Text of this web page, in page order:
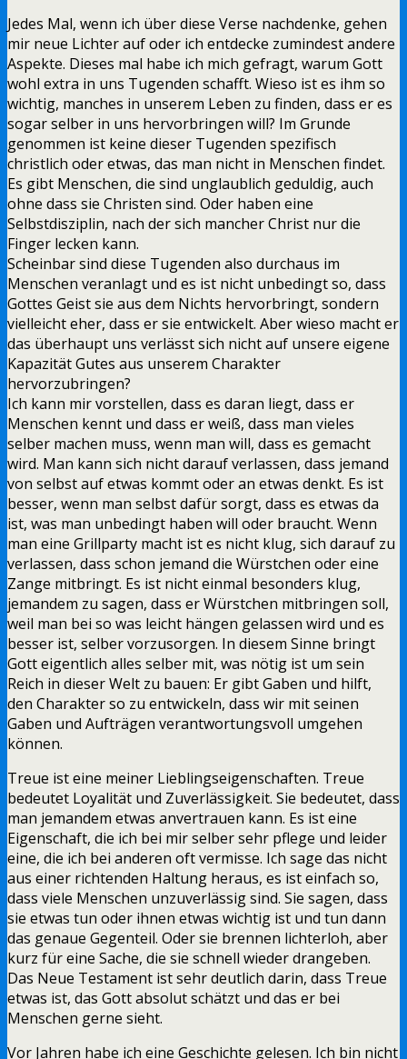
Jedes Mal, wenn ich über diese Verse nachdenke, gehen
mir neue Lichter auf oder ich entdecke zumindest andere
Aspekte. Dieses mal habe ich mich gefragt, warum Gott
wohl extra in uns Tugenden schafft. Wieso ist es ihm so
wichtig, manches in unserem Leben zu finden, dass er es
sogar selber in uns hervorbringen will? Im Grunde
genommen ist keine dieser Tugenden spezifisch
christlich oder etwas, das man nicht in Menschen findet.
Es gibt Menschen, die sind unglaublich geduldig, auch
ohne dass sie Christen sind. Oder haben eine
Selbstdisziplin, nach der sich mancher Christ nur die
Finger lecken kann.
Scheinbar sind diese Tugenden also durchaus im
Menschen veranlagt und es ist nicht unbedingt so, dass
Gottes Geist sie aus dem Nichts hervorbringt, sondern
vielleicht eher, dass er sie entwickelt. Aber wieso macht er
das überhaupt uns verlässt sich nicht auf unsere eigene
Kapazität Gutes aus unserem Charakter
hervorzubringen?
Ich kann mir vorstellen, dass es daran liegt, dass er
Menschen kennt und dass er weiß, dass man vieles
selber machen muss, wenn man will, dass es gemacht
wird. Man kann sich nicht darauf verlassen, dass jemand
von selbst auf etwas kommt oder an etwas denkt. Es ist
besser, wenn man selbst dafür sorgt, dass es etwas da
ist, was man unbedingt haben will oder braucht. Wenn
man eine Grillparty macht ist es nicht klug, sich darauf zu
verlassen, dass schon jemand die Würstchen oder eine
Zange mitbringt. Es ist nicht einmal besonders klug,
jemandem zu sagen, dass er Würstchen mitbringen soll,
weil man bei so was leicht hängen gelassen wird und es
besser ist, selber vorzusorgen. In diesem Sinne bringt
Gott eigentlich alles selber mit, was nötig ist um sein
Reich in dieser Welt zu bauen: Er gibt Gaben und hilft,
den Charakter so zu entwickeln, dass wir mit seinen
Gaben und Aufträgen verantwortungsvoll umgehen
können.
Treue ist eine meiner Lieblingseigenschaften. Treue
bedeutet Loyalität und Zuverlässigkeit. Sie bedeutet, dass
man jemandem etwas anvertrauen kann. Es ist eine
Eigenschaft, die ich bei mir selber sehr pflege und leider
eine, die ich bei anderen oft vermisse. Ich sage das nicht
aus einer richtenden Haltung heraus, es ist einfach so,
dass viele Menschen unzuverlässig sind. Sie sagen, dass
sie etwas tun oder ihnen etwas wichtig ist und tun dann
das genaue Gegenteil. Oder sie brennen lichterloh, aber
kurz für eine Sache, die sie schnell wieder drangeben.
Das Neue Testament ist sehr deutlich darin, dass Treue
etwas ist, das Gott absolut schätzt und das er bei
Menschen gerne sieht.
Vor Jahren habe ich eine Geschichte gelesen. Ich bin nicht